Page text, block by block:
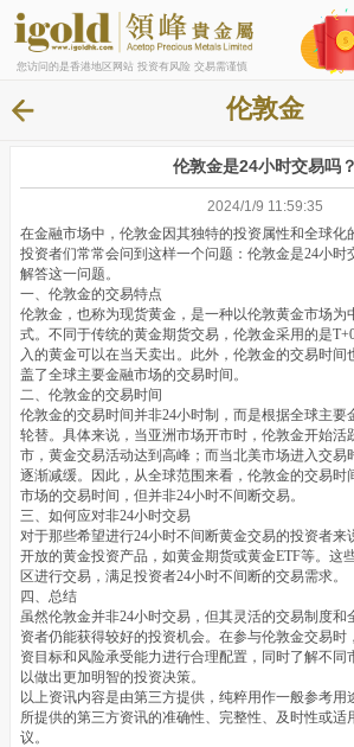
您访问的是香港地区网站 投资有风险 交易需谨慎
伦敦金
伦敦金是24小时交易吗？
2024/1/9 11:59:35
在金融市场中，伦敦金因其独特的投资属性和全球化
投资者们常常会问到这样一个问题：伦敦金是24小时
解答这一问题。
一、伦敦金的交易特点
伦敦金，也称为现货黄金，是一种以伦敦黄金市场为
式。不同于传统的黄金期货交易，伦敦金采用的是
入的黄金可以在当天卖出。此外，伦敦金的交易时
盖了全球主要金融市场的交易时间。
二、伦敦金的交易时间
伦敦金的交易时间并非24小时制，而是根据全球主要
轮替。具体来说，当亚洲市场开市时，伦敦金开始活
市，黄金交易活动达到高峰；而当北美市场进入交易
逐渐减缓。因此，从全球范围来看，伦敦金的交易时
市场的交易时间，但并非24小时不间断交易。
三、如何应对非24小时交易
对于那些希望进行24小时不间断黄金交易的投资者来
开放的黄金投资产品，如黄金期货或黄金ETF等。这
区进行交易，满足投资者24小时不间断的交易需求。
四、总结
虽然伦敦金并非24小时交易，但其灵活的交易制度和
资者仍能获得较好的投资机会。在参与伦敦金交易时
资目标和风险承受能力进行合理配置，同时了解不同
以做出更加明智的投资决策。
以上资讯内容是由第三方提供，纯粹用作一般参考用
所提供的第三方资讯的准确性、完整性、及时性或适
议。